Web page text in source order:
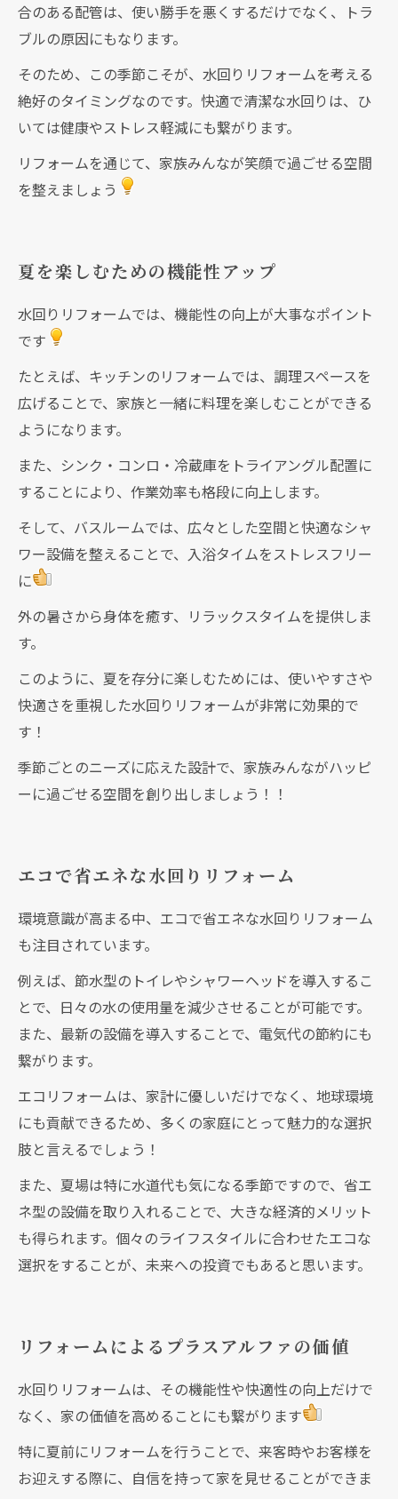
合のある配管は、使い勝手を悪くするだけでなく、トラ
ブルの原因にもなります。
そのため、この季節こそが、水回りリフォームを考える
絶好のタイミングなのです。快適で清潔な水回りは、ひ
いては健康やストレス軽減にも繋がります。
リフォームを通じて、家族みんなが笑顔で過ごせる空間
を整えましょう
夏を楽しむための機能性アップ
水回りリフォームでは、機能性の向上が大事なポイント
です
たとえば、キッチンのリフォームでは、調理スペースを
広げることで、家族と一緒に料理を楽しむことができる
ようになります。
また、シンク・コンロ・冷蔵庫をトライアングル配置に
することにより、作業効率も格段に向上します。
そして、バスルームでは、広々とした空間と快適なシャ
ワー設備を整えることで、入浴タイムをストレスフリー
に
外の暑さから身体を癒す、リラックスタイムを提供しま
す。
このように、夏を存分に楽しむためには、使いやすさや
快適さを重視した水回りリフォームが非常に効果的で
す！
季節ごとのニーズに応えた設計で、家族みんながハッピ
ーに過ごせる空間を創り出しましょう！！
エコで省エネな水回りリフォーム
環境意識が高まる中、エコで省エネな水回りリフォーム
も注目されています。
例えば、節水型のトイレやシャワーヘッドを導入するこ
とで、日々の水の使用量を減少させることが可能です。
また、最新の設備を導入することで、電気代の節約にも
繋がります。
エコリフォームは、家計に優しいだけでなく、地球環境
にも貢献できるため、多くの家庭にとって魅力的な選択
肢と言えるでしょう！
また、夏場は特に水道代も気になる季節ですので、省エ
ネ型の設備を取り入れることで、大きな経済的メリット
も得られます。個々のライフスタイルに合わせたエコな
選択をすることが、未来への投資でもあると思います。
リフォームによるプラスアルファの価値
水回りリフォームは、その機能性や快適性の向上だけで
なく、家の価値を高めることにも繋がります
特に夏前にリフォームを行うことで、来客時やお客様を
お迎えする際に、自信を持って家を見せることができま